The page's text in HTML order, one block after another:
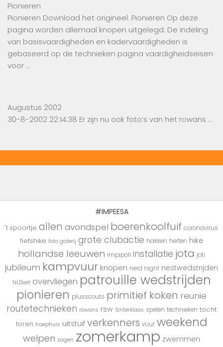
Pionieren
Pionieren Download het origineel: Pionieren Op deze
pagina worden allemaal knopen uitgelegd. De indeling
van basisvaardigheden en kadervaardigheden is
gebaseerd op de technieken pagina vaardigheidseisen
voor …
Augustus 2002
30-8-2002 22:14:38 Er zijn nu ook foto’s van het rowans …
#IMPEESA
't spoortje allen avondspel boerenkoolfuif coronavirus
fietshike foto galerij grote clubactie hakken herten hike
hollandse leeuwen impipoll installatie jota joti
jubileum kampvuur knopen nerd night nestwedstrijden
NLDoet overvliegen patrouille wedstrijden
pionieren plusscouts primitief koken reunie
routetechnieken rowans rsw Sinterklaas spelen technieken tocht
toren troephuis uitstuif verkenners vuur weekend
welpen zagen zomerkamp zwemmen